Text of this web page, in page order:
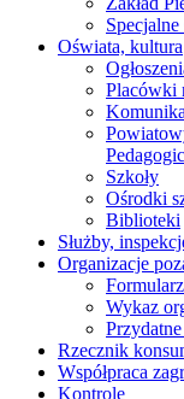
Oświata, kultura
Placówki
Szkoły
Ośrodki
Biblioteki
Służby,
Organizacje
Wykaz
Rzecznik
Współpraca
Kontrole